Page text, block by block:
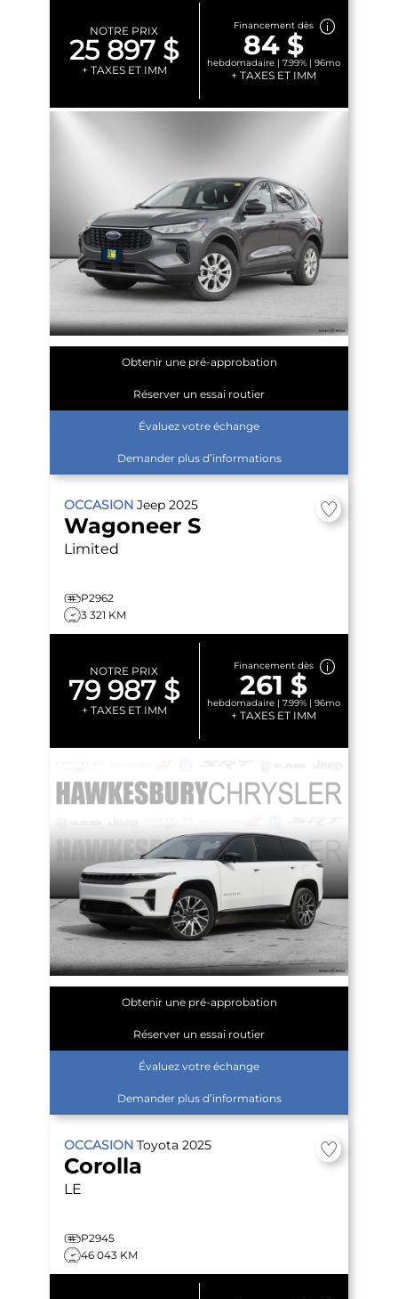
NOTRE PRIX
25 897 $
+ TAXES ET IMM
Financement dès
84 $
hebdomadaire | 7.99% | 96mo
+ TAXES ET IMM
Obtenir une pré-approbation
Réserver un essai routier
Évaluez votre échange
Demander plus d’informations
OCCASION Jeep 2025
Wagoneer S
Limited
P2962
3 321 KM
NOTRE PRIX
79 987 $
+ TAXES ET IMM
Financement dès
261 $
hebdomadaire | 7.99% | 96mo
+ TAXES ET IMM
Obtenir une pré-approbation
Réserver un essai routier
Évaluez votre échange
Demander plus d’informations
OCCASION Toyota 2025
Corolla
LE
P2945
46 043 KM